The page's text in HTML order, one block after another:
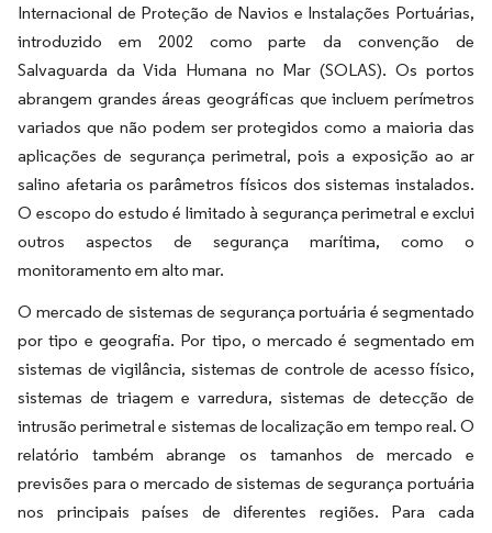
Internacional de Proteção de Navios e Instalações Portuárias,
introduzido em 2002 como parte da convenção de
Salvaguarda da Vida Humana no Mar (SOLAS). Os portos
abrangem grandes áreas geográficas que incluem perímetros
variados que não podem ser protegidos como a maioria das
aplicações de segurança perimetral, pois a exposição ao ar
salino afetaria os parâmetros físicos dos sistemas instalados.
O escopo do estudo é limitado à segurança perimetral e exclui
outros aspectos de segurança marítima, como o
monitoramento em alto mar.
O mercado de sistemas de segurança portuária é segmentado
por tipo e geografia. Por tipo, o mercado é segmentado em
sistemas de vigilância, sistemas de controle de acesso físico,
sistemas de triagem e varredura, sistemas de detecção de
intrusão perimetral e sistemas de localização em tempo real. O
relatório também abrange os tamanhos de mercado e
previsões para o mercado de sistemas de segurança portuária
nos principais países de diferentes regiões. Para cada